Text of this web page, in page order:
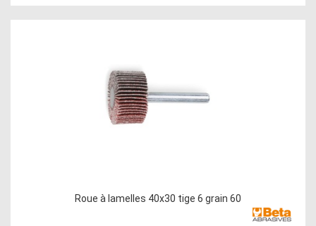
Roue à lamelles 40x30 tige 6 grain 60